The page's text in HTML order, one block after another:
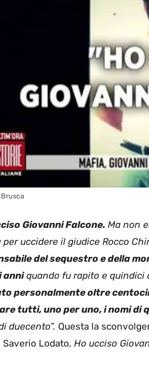
Giovanni Falcone. Ma non
per uccidere il giudice Rocco
del sequestro e della
anniquando fu rapito e quindici
personalmente oltre
tutti, uno per uno, i nomi di
duecento”. Questa la
Saverio Lodato, Ho ucciso